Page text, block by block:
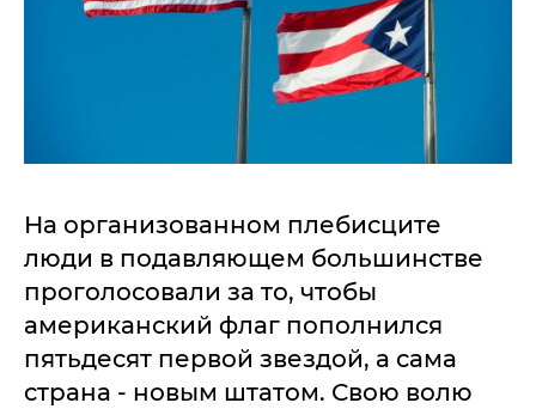
На организованном плебисците
люди в подавляющем большинстве
проголосовали за то, чтобы
американский флаг пополнился
пятьдесят первой звездой, а сама
страна - новым штатом. Свою волю